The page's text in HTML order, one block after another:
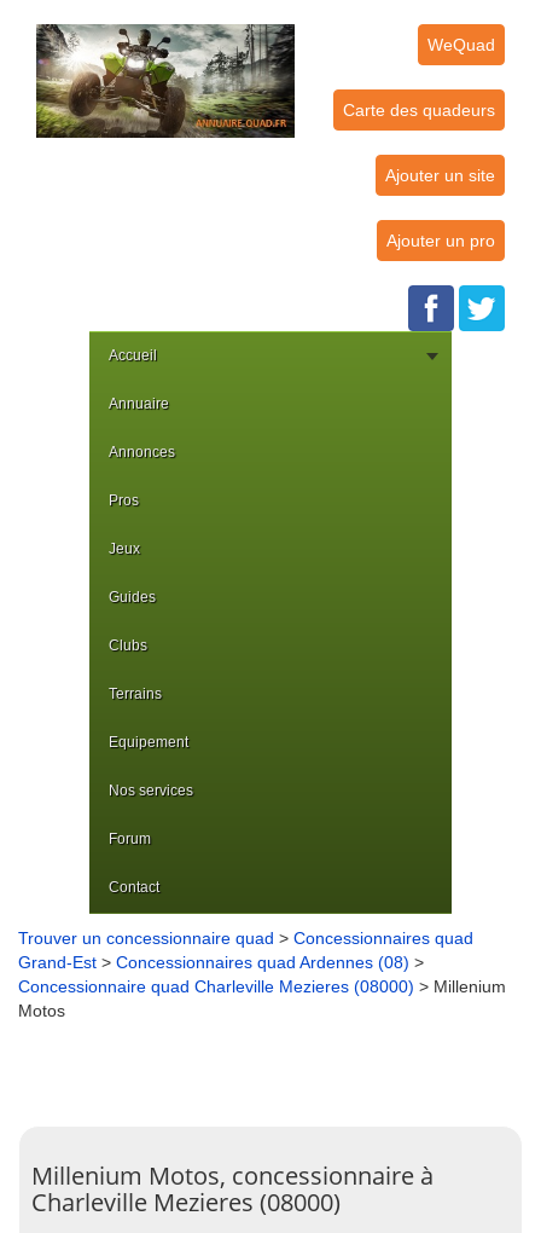
WeQuad
Carte des quadeurs
Ajouter un site
Ajouter un pro
Accueil
Annuaire
Annonces
Pros
Jeux
Guides
Clubs
Terrains
Equipement
Nos services
Forum
Contact
Trouver un concessionnaire quad > Concessionnaires quad
Grand-Est > Concessionnaires quad Ardennes (08) >
Concessionnaire quad Charleville Mezieres (08000) > Millenium
Motos
Millenium Motos, concessionnaire à
Charleville Mezieres (08000)